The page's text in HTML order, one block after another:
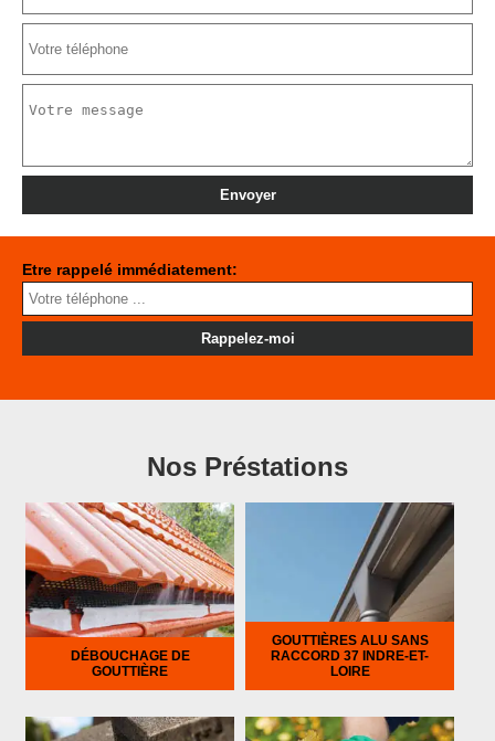
Etre rappelé immédiatement:
Nos Préstations
DÉBOUCHAGE DE
GOUTTIÈRE
GOUTTIÈRES ALU SANS
RACCORD 37 INDRE-ET-
LOIRE